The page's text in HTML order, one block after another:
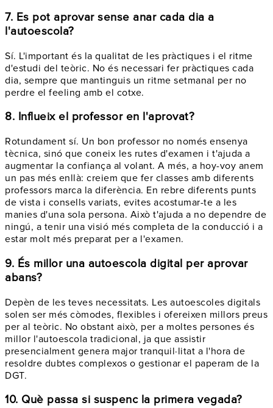
7. Es pot aprovar sense anar cada dia a
l'autoescola?
Sí. L'important és la qualitat de les pràctiques i el ritme
d'estudi del teòric. No és necessari fer pràctiques cada
dia, sempre que mantinguis un ritme setmanal per no
perdre el feeling amb el cotxe.
8. Influeix el professor en l'aprovat?
Rotundament sí. Un bon professor no només ensenya
tècnica, sinó que coneix les rutes d'examen i t'ajuda a
augmentar la confiança al volant. A més, a hoy-voy anem
un pas més enllà: creiem que fer classes amb diferents
professors marca la diferència. En rebre diferents punts
de vista i consells variats, evites acostumar-te a les
manies d'una sola persona. Això t'ajuda a no dependre de
ningú, a tenir una visió més completa de la conducció i a
estar molt més preparat per a l'examen.
9. És millor una autoescola digital per aprovar
abans?
Depèn de les teves necessitats. Les autoescoles digitals
solen ser més còmodes, flexibles i ofereixen millors preus
per al teòric. No obstant això, per a moltes persones és
millor l'autoescola tradicional, ja que assistir
presencialment genera major tranquil·litat a l'hora de
resoldre dubtes complexos o gestionar el paperam de la
DGT.
10. Què passa si suspenc la primera vegada?